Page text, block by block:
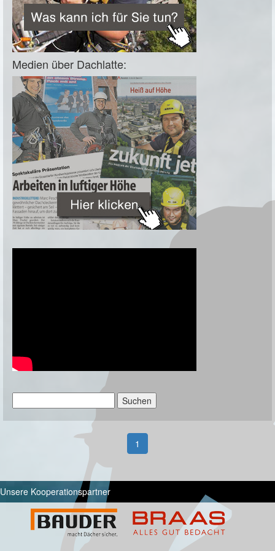
Medien über Dachlatte:
nach:
1
Unsere Kooperationspartner